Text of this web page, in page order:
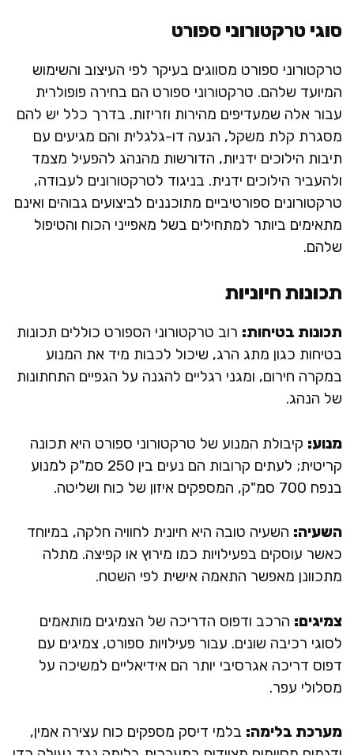
סוגי טרקטורוני ספורט
טרקטורוני ספורט מסווגים בעיקר לפי העיצוב והשימוש
המיועד שלהם. טרקטורוני ספורט הם בחירה פופולרית
עבור אלה שמעדיפים מהירות וזריזות. בדרך כלל יש להם
מסגרת קלת משקל, הנעה דו-גלגלית והם מגיעים עם
תיבות הילוכים ידניות, הדורשות מהנהג להפעיל מצמד
ולהעביר הילוכים ידנית. בניגוד לטרקטורונים לעבודה,
טרקטורונים ספורטיביים מתוכננים לביצועים גבוהים ואינם
מתאימים ביותר למתחילים בשל מאפייני הכוח והטיפול
שלהם.
תכונות חיוניות
תכונות בטיחות: רוב טרקטורוני הספורט כוללים תכונות
בטיחות כגון מתג הרג, שיכול לכבות מיד את המנוע
במקרה חירום, ומגני רגליים להגנה על הגפיים התחתונות
של הנהג.
מנוע: קיבולת המנוע של טרקטורוני ספורט היא תכונה
קריטית; לעתים קרובות הם נעים בין 250 סמ"ק למנוע
בנפח 700 סמ"ק, המספקים איזון של כוח ושליטה.
השעיה: השעיה טובה היא חיונית לחוויה חלקה, במיוחד
כאשר עוסקים בפעילויות כמו מירוץ או קפיצה. מתלה
מתכוונן מאפשר התאמה אישית לפי השטח.
צמיגים: הרכב ודפוס הדריכה של הצמיגים מותאמים
לסוגי רכיבה שונים. עבור פעילויות ספורט, צמיגים עם
דפוס דריכה אגרסיבי יותר הם אידיאליים למשיכה על
מסלולי עפר.
מערכת בלימה: בלמי דיסק מספקים כוח עצירה אמין,